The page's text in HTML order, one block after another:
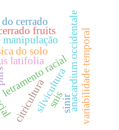
letramento racial
manipulação
latifolia
citricultura anacardium occidentale
silvicultura
do solo
variabilidade temporal
fruits
cerrado
snissinir